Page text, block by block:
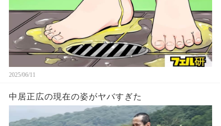
2025/06/11
中居正広の現在の姿がヤバすぎた